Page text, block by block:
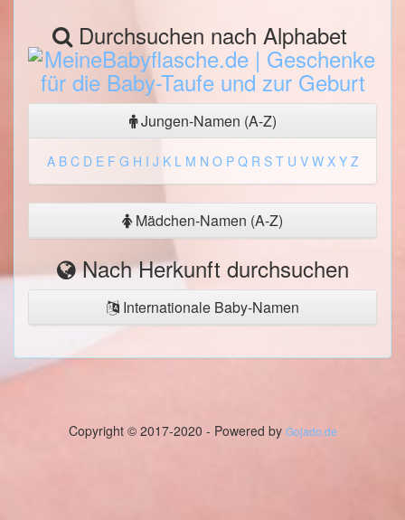
Durchsuchen nach Alphabet
Jungen-Namen (A-Z)
A B C D E F G H I J K L M N O P Q R S T U V W X Y Z
Mädchen-Namen (A-Z)
Nach Herkunft durchsuchen
Internationale Baby-Namen
Copyright © 2017-2020 - Powered by Gojado.de